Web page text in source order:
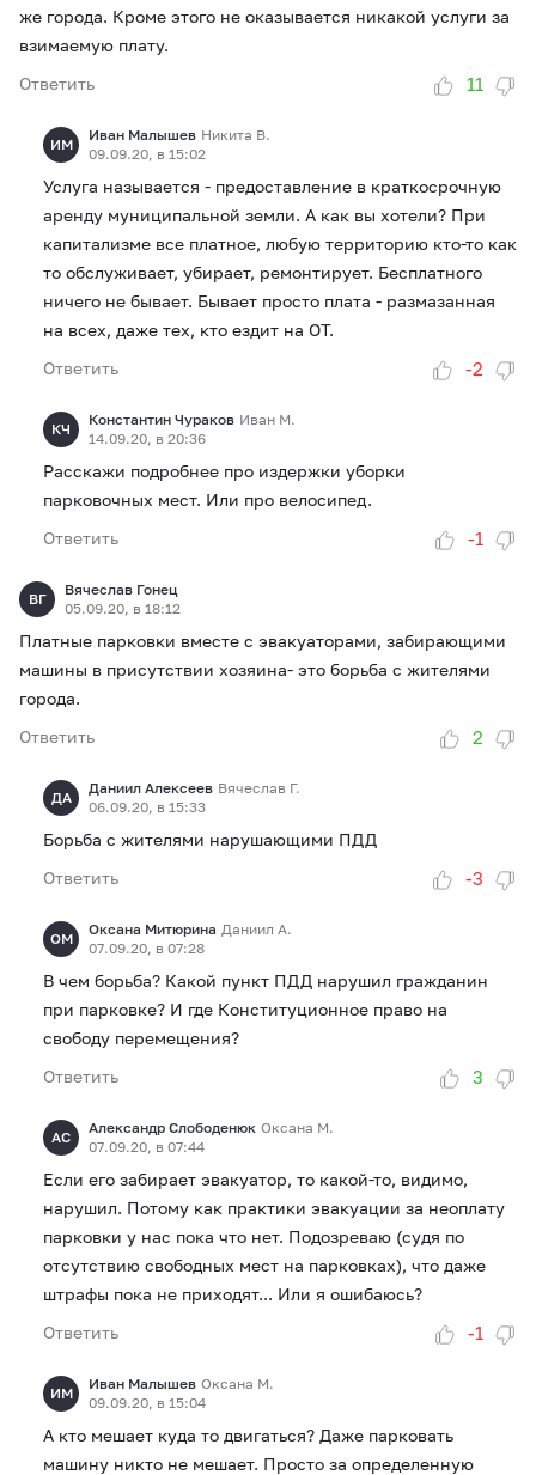
же города. Кроме этого не оказывается никакой услуги за
взимаемую плату.
Ответить
11
ИМ
Иван Малышев Никита В.
09.09.20, в 15:02
Услуга называется - предоставление в краткосрочную
аренду муниципальной земли. А как вы хотели? При
капитализме все платное, любую территорию кто-то как
то обслуживает, убирает, ремонтирует. Бесплатного
ничего не бывает. Бывает просто плата - размазанная
на всех, даже тех, кто ездит на ОТ.
Ответить
-2
КЧ
Константин Чураков Иван М.
14.09.20, в 20:36
Расскажи подробнее про издержки уборки
парковочных мест. Или про велосипед.
Ответить
-1
ВГ
Вячеслав Гонец
05.09.20, в 18:12
Платные парковки вместе с эвакуаторами, забирающими
машины в присутствии хозяина- это борьба с жителями
города.
Ответить
2
ДА
Даниил Алексеев Вячеслав Г.
06.09.20, в 15:33
Борьба с жителями нарушающими ПДД
Ответить
-3
ОМ
Оксана Митюрина Даниил А.
07.09.20, в 07:28
В чем борьба? Какой пункт ПДД нарушил гражданин
при парковке? И где Конституционное право на
свободу перемещения?
Ответить
3
АС
Александр Слободенюк Оксана М.
07.09.20, в 07:44
Если его забирает эвакуатор, то какой-то, видимо,
нарушил. Потому как практики эвакуации за неоплату
парковки у нас пока что нет. Подозреваю (судя по
отсутствию свободных мест на парковках), что даже
штрафы пока не приходят... Или я ошибаюсь?
Ответить
-1
ИМ
Иван Малышев Оксана М.
09.09.20, в 15:04
А кто мешает куда то двигаться? Даже парковать
машину никто не мешает. Просто за определенную